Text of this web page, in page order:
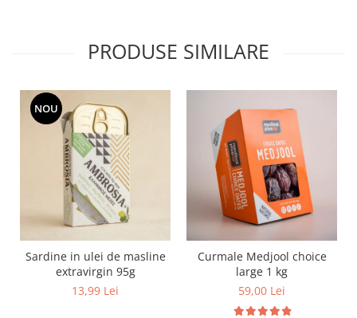
PRODUSE SIMILARE
NOU
Sardine in ulei de masline
extravirgin 95g
13,99 Lei
Curmale Medjool choice
large 1 kg
59,00 Lei